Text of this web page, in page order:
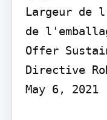
Largeur de
de
Offer
Directive
May 6, 2021